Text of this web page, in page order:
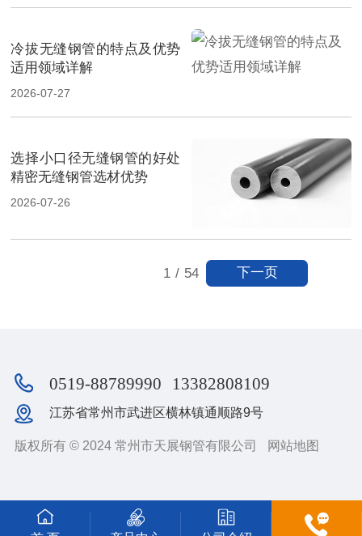
冷拔无缝钢管的特点及优势
适用领域详解
2026-07-27
选择小口径无缝钢管的好处
精密无缝钢管选材优势
2026-07-26
1 / 54 下一页
0519-88789990 13382808109
江苏省常州市武进区横林镇通顺路9号
版权所有 © 2024 常州市天展钢管有限公司 网站地图